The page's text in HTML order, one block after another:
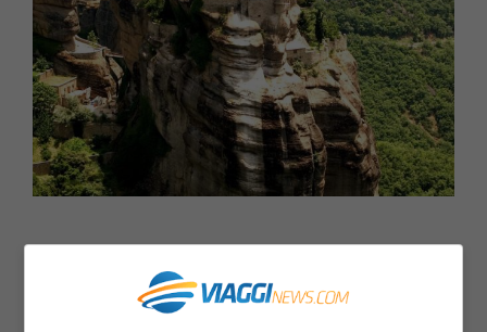
anche comeil tempio sospeso